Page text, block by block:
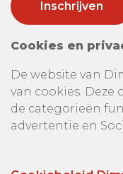
Cookies en
De website van
van cookies. Deze
de categorieën
advertentie en